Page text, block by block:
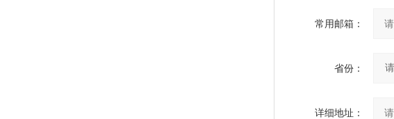
常用邮箱：
省份：
详细地址：